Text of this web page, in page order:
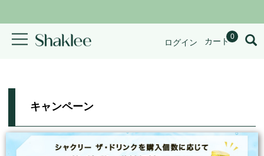
ログイン カート0
キャンペーン